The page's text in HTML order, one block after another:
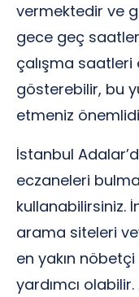
vermektedir ve
gece geç
çalışma saatleri
gösterebilir, bu
etmeniz
İstanbul
eczaneleri
kullanabilirsiniz.
arama siteleri
en yakın
yardımcı